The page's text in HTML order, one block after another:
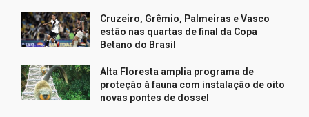
Cruzeiro, Grêmio, Palmeiras e Vasco
estão nas quartas de final da Copa
Betano do Brasil
Alta Floresta amplia programa de
proteção à fauna com instalação de oito
novas pontes de dossel